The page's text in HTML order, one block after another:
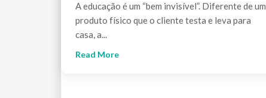
A educação é um “bem invisível”. Diferente de um
produto físico que o cliente testa e leva para
casa, a...
Read More